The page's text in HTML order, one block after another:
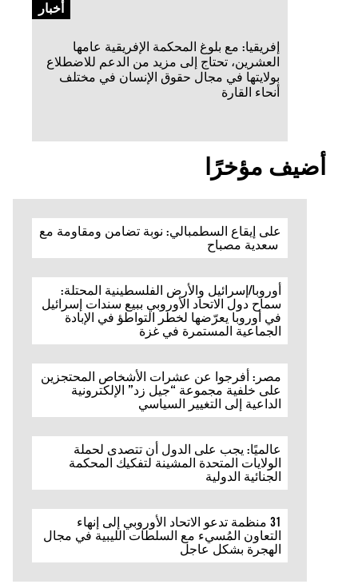
أخبار
إفريقيا: مع بلوغ المحكمة الإفريقية عامها
العشرين، تحتاج إلى مزيد من الدعم للاضطلاع
بولايتها في مجال حقوق الإنسان في مختلف
أنحاء القارة
أضيف مؤخرًا
على إيقاع السطمبالي: نوبة تضامن ومقاومة مع
سعدية مصباح
أوروبا/إسرائيل والأرض الفلسطينية المحتلة:
سماح دول الاتحاد الأوروبي ببيع سندات إسرائيل
في أوروبا يعرّضها لخطر التواطؤ في الإبادة
الجماعية المستمرة في غزة
مصر: أفرجوا عن عشرات الأشخاص المحتجزين
على خلفية مجموعة “جيل زد” الإلكترونية
الداعية إلى التغيير السياسي
عالميًا: يجب على الدول أن تتصدى لحملة
الولايات المتحدة المشينة لتفكيك المحكمة
الجنائية الدولية
31 منظمة تدعو الاتحاد الأوروبي إلى إنهاء
التعاون المُسيء مع السلطات الليبية في مجال
الهجرة بشكل عاجل